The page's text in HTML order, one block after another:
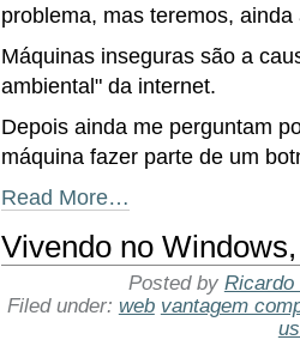
problema, mas teremos,
Máquinas inseguras são a
ambiental" da internet.
Depois ainda me perguntam
máquina fazer parte de um
Read More…
Vivendo no
Posted by Ricardo
Filed under: web vantagem